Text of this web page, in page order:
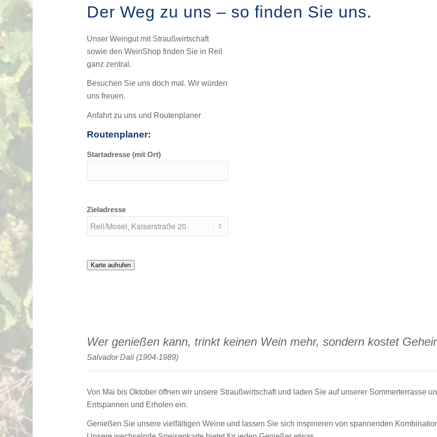
Der Weg zu uns – so finden Sie uns.
Unser Weingut mit Straußwirtschaft
sowie den WeinShop finden Sie in Reil
ganz zentral.
Besuchen Sie uns doch mal. Wir würden
uns freuen.
Anfahrt zu uns und Routenplaner
Routenplaner:
Startadresse (mit Ort)
Zieladresse
Karte aufrufen
Wer genießen kann, trinkt keinen Wein mehr, sondern kostet
Salvador Dali (1904-1989)
Von Mai bis Oktober öffnen wir unsere Strauß­wirtschaft und laden Sie auf unserer Sommerterrasse
Entspannen und Erholen ein.
Genießen Sie unsere vielfältigen Weine und lassen Sie sich inspirieren von spannenden